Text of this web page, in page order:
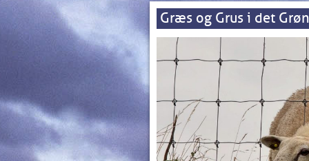
Græs og Grus i det